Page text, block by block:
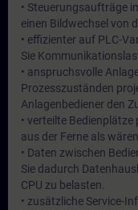
• Steuerungsaufträge
einen Bildwechsel von
• effizienter auf PLC-
Sie
• anspruchsvolle
Prozesszuständen
Anlagenbediener den
• verteilte
aus der Ferne als
• Daten zwischen
Sie dadurch
CPU zu belasten.
• zusätzliche Service-